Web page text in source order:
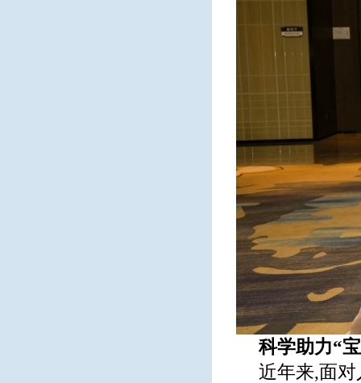
科学助力“
近年来,面